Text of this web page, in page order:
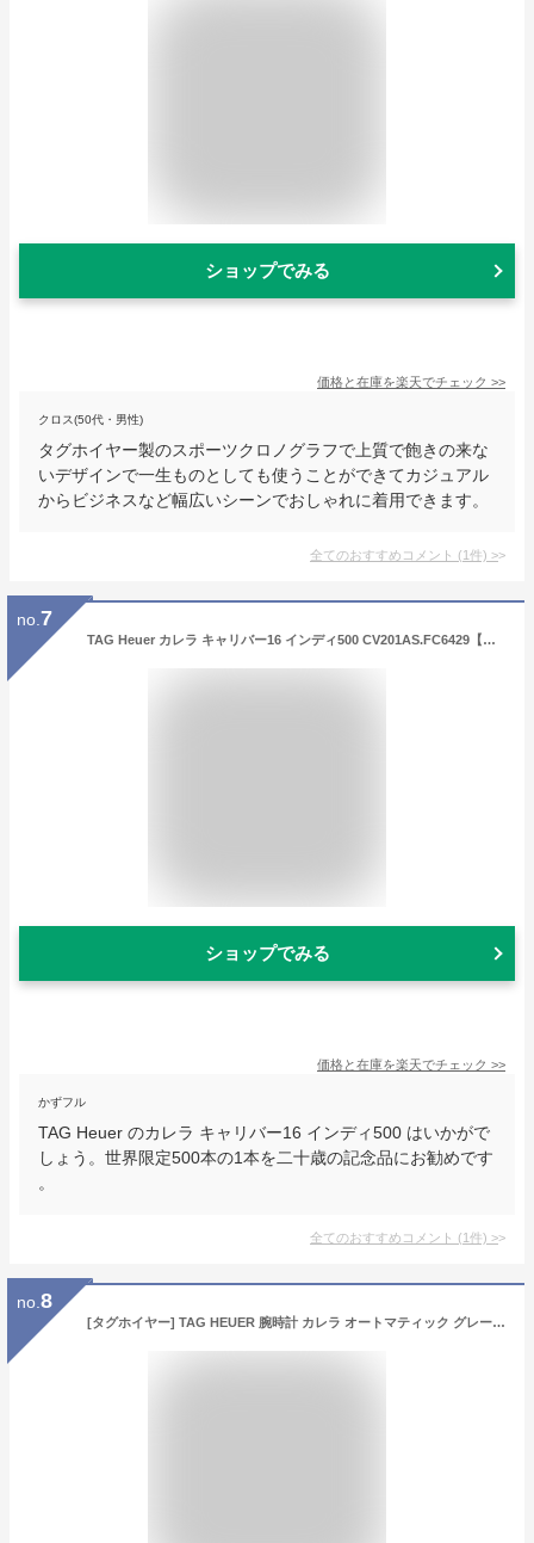
ショップでみる
価格と在庫を楽天でチェック >>
クロス(50代・男性)
タグホイヤー製のスポーツクロノグラフで上質で飽きの来な
いデザインで一生ものとしても使うことができてカジュアル
からビジネスなど幅広いシーンでおしゃれに着用できます。
全てのおすすめコメント (1件) >
no. 7
TAG Heuer カレラ キャリバー16 インディ500 CV201AS.FC6429【世界限定500本】 TAG HEUER 新品メンズ 腕時計 送料無料
ショップでみる
価格と在庫を楽天でチェック >>
かずフル
TAG Heuer のカレラ キャリバー16 インディ500 はいかがで
しょう。世界限定500本の1本を二十歳の記念品にお勧めです
。
全てのおすすめコメント (1件) >
no. 8
[タグホイヤー] TAG HEUER 腕時計 カレラ オートマティック グレー WAR211C.BA0782 メンズ [並行輸入品]